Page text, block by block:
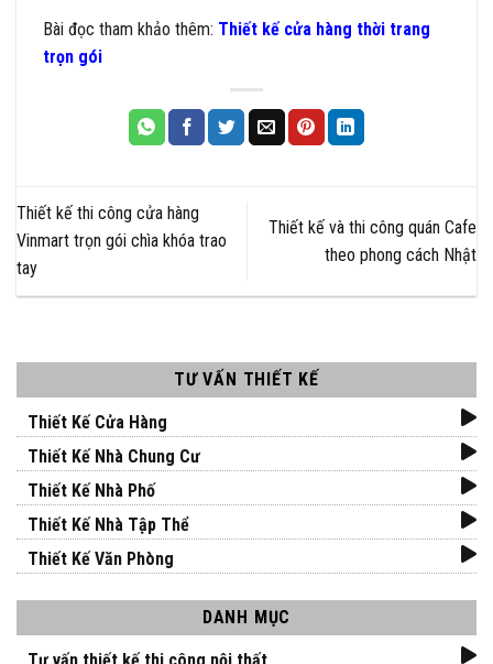
TƯ VẤN THIẾT KẾ
Thiết Kế Cửa Hàng
Thiết Kế Nhà Chung Cư
Thiết Kế Nhà Phố
Thiết Kế Nhà Tập Thể
Thiết Kế Văn Phòng
DANH MỤC
Tư vấn thiết kế thi công nội thất
Bài đọc tham khảo thêm: Thiết kế cửa hàng thời trang
trọn gói
Thiết kế thi công cửa hàng
Vinmart trọn gói chìa khóa trao
tay
Thiết kế và thi công quán Cafe
theo phong cách Nhật